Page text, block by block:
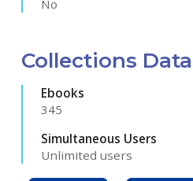
No
Collections Data
Ebooks
345
Simultaneous Users
Unlimited users